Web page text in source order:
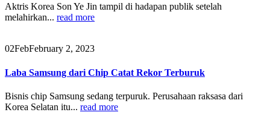
Aktris Korea Son Ye Jin tampil di hadapan publik setelah
melahirkan... read more
02FebFebruary 2, 2023
Laba Samsung dari Chip Catat Rekor Terburuk
Bisnis chip Samsung sedang terpuruk. Perusahaan raksasa dari
Korea Selatan itu... read more